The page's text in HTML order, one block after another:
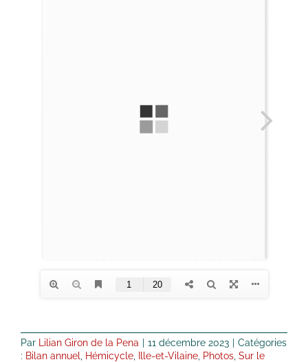
Par Lilian Giron de la Pena 11 décembre 2023
Catégories
: Bilan annuel Hémicycle Ille-et-Vilaine Photos Sur le